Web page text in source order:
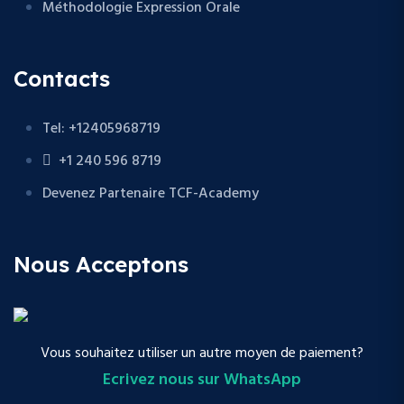
Méthodologie Expression Orale
Contacts
Tel: +12405968719
+1 240 596 8719
Devenez Partenaire TCF-Academy
Nous Acceptons
Vous souhaitez utiliser un autre moyen de paiement?
Ecrivez nous sur WhatsApp